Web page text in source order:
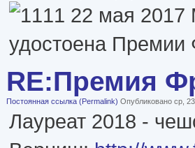
22 мая 2017
удостоена
RE:Премия
Постоянная ссылка (Permalink) Опубликовано ср,
Лауреат 2018 -